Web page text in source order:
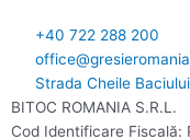
+40 722 288 200
Strada Cheile
BITOC ROMANIA S.R.L.
Cod Identificare Fiscală: